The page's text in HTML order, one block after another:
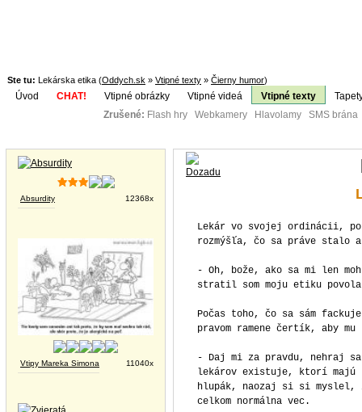
Ste tu: Lekárska etika (Oddych.sk » Vtipné texty » Čierny humor)
Úvod CHAT! Vtipné obrázky Vtipné videá Vtipné texty
Zrušené: Flash hry Webkamery Hlavolamy SMS
Absurdity 12368x
Vtipy Mareka Simona 11040x
Lekár vo svojej ordinácii,
rozmýšľa, čo sa práve stalo
- Oh, bože, ako sa mi len
stratil som moju etiku
Počas toho, čo sa sám
pravom ramene čertík, aby mu
- Daj mi za pravdu, nehraj
lekárov existuje, ktorí majú
hlupák, naozaj si si myslel,
celkom normálna vec.